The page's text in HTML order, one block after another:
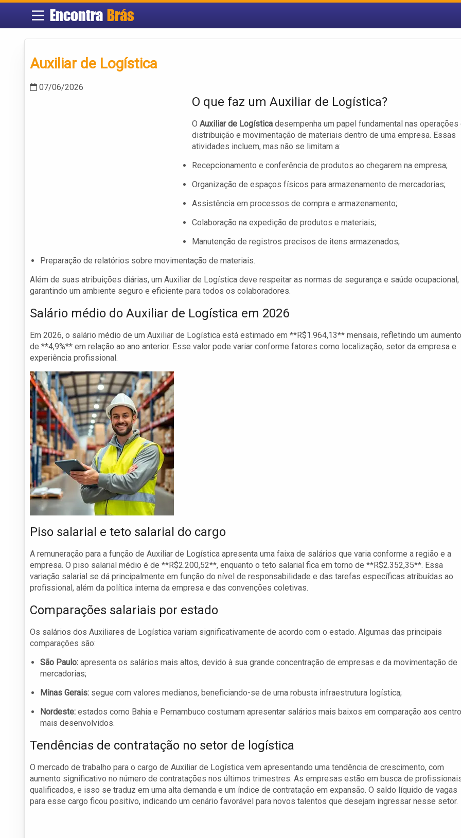
EncontraBrás
Auxiliar de Logística
07/06/2026
O que faz um Auxiliar de Logística?
O Auxiliar de Logística desempenha um papel fundamental nas operações
distribuição e movimentação de materiais dentro de uma empresa. Essas
atividades incluem, mas não se limitam a:
Recepcionamento e conferência de produtos ao chegarem na empresa;
Organização de espaços físicos para armazenamento de mercadorias;
Assistência em processos de compra e armazenamento;
Colaboração na expedição de produtos e materiais;
Manutenção de registros precisos de itens armazenados;
Preparação de relatórios sobre movimentação de materiais.
Além de suas atribuições diárias, um Auxiliar de Logística deve respeitar as normas de segurança e saúde ocupacional,
garantindo um ambiente seguro e eficiente para todos os colaboradores.
Salário médio do Auxiliar de Logística em 2026
Em 2026, o salário médio de um Auxiliar de Logística está estimado em **R$1.964,13** mensais, refletindo um aumento
de **4,9%** em relação ao ano anterior. Esse valor pode variar conforme fatores como localização, setor da empresa e
experiência profissional.
Piso salarial e teto salarial do cargo
A remuneração para a função de Auxiliar de Logística apresenta uma faixa de salários que varia conforme a região e a
empresa. O piso salarial médio é de **R$2.200,52**, enquanto o teto salarial fica em torno de **R$2.352,35**. Essa
variação salarial se dá principalmente em função do nível de responsabilidade e das tarefas específicas atribuídas ao
profissional, além da política interna da empresa e das convenções coletivas.
Comparações salariais por estado
Os salários dos Auxiliares de Logística variam significativamente de acordo com o estado. Algumas das principais
comparações são:
São Paulo: apresenta os salários mais altos, devido à sua grande concentração de empresas e da movimentação de
mercadorias;
Minas Gerais: segue com valores medianos, beneficiando-se de uma robusta infraestrutura logística;
Nordeste: estados como Bahia e Pernambuco costumam apresentar salários mais baixos em comparação aos
mais desenvolvidos.
Tendências de contratação no setor de logística
O mercado de trabalho para o cargo de Auxiliar de Logística vem apresentando uma tendência de crescimento, com
aumento significativo no número de contratações nos últimos trimestres. As empresas estão em busca de
qualificados, e isso se traduz em uma alta demanda e um índice de contratação em expansão. O saldo líquido de vagas
para esse cargo ficou positivo, indicando um cenário favorável para novos talentos que desejam ingressar nesse setor.